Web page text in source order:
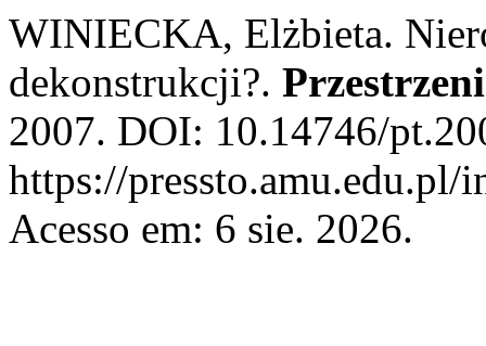
WINIECKA, Elżbieta.
dekonstrukcji?.
2007. DOI: 10.14746/
https://
Acesso em: 6 sie. 2026.